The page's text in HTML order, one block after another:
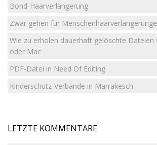
Bond-Haarverlängerung
Zwar gehen für
Wie zu erholen dauerhaft gelöschte Dateien
oder Mac
PDF-Datei in Need Of Editing
Kinderschutz-Verbände in Marrakesch
LETZTE KOMMENTARE